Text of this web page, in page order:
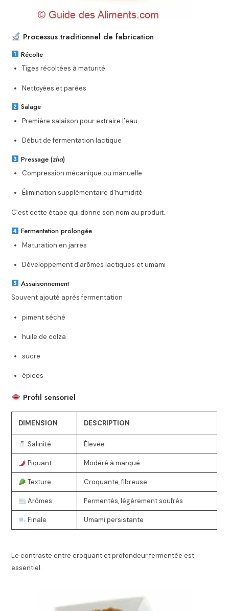
Processus traditionnel de fabrication
Récolte
Tiges récoltées à maturité
Nettoyées et parées
Salage
Première salaison pour extraire l’eau
Début de fermentation lactique
Pressage (zha)
Compression mécanique ou manuelle
Élimination supplémentaire d’humidité
C’est cette étape qui donne son nom au produit.
Fermentation prolongée
Maturation en jarres
Développement d’arômes lactiques et umami
Assaisonnement
Souvent ajouté après fermentation :
piment séché
huile de colza
sucre
épices
Profil sensoriel
DIMENSION DESCRIPTION
Salinité Élevée
Piquant Modéré à marqué
Texture Croquante, fibreuse
Arômes Fermentés, légèrement soufrés
Finale Umami persistante
Le contraste entre croquant et profondeur fermentée est
essentiel.